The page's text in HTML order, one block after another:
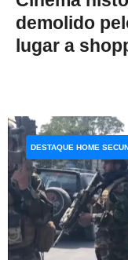
demolido
lugar a
DESTAQUE HOME